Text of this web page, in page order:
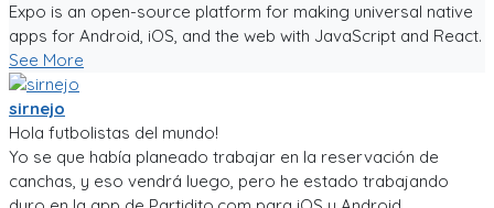
Expo is an open-source platform for making universal native
apps for Android, iOS, and the web with JavaScript and React.
See More
sirnejo
Hola futbolistas del mundo!
Yo se que había planeado trabajar en la reservación de
canchas, y eso vendrá luego, pero he estado trabajando